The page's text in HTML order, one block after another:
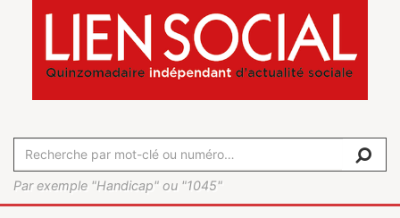
Par exemple "Handicap" ou "1045"